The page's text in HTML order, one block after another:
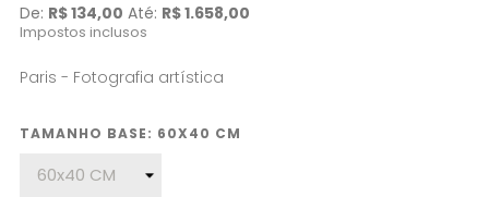
De: R$ 134,00 Até: R$ 1.658,00
Impostos inclusos
Paris - Fotografia artística
TAMANHO BASE: 60X40 CM